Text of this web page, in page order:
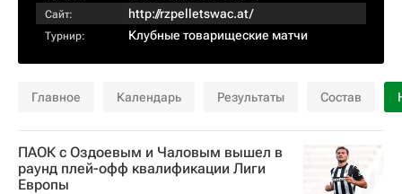
Сайт: http://rzpelletswac.at/
Турнир: Клубные товарищеские матчи
Главное Календарь Результаты Состав
ПАОК с Оздоевым и Чаловым вышел в
раунд плей-офф квалификации Лиги
Европы